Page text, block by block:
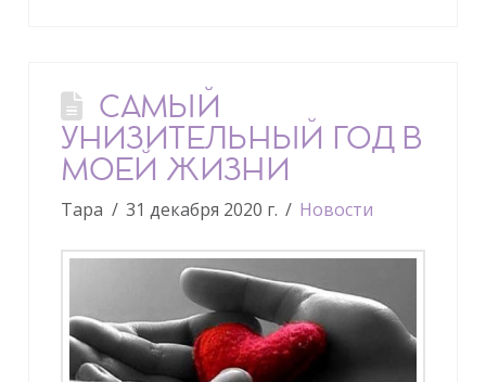
САМЫЙ
УНИЗИТЕЛЬНЫЙ ГОД В
МОЕЙ ЖИЗНИ
Тара 31 декабря 2020 г. Новости